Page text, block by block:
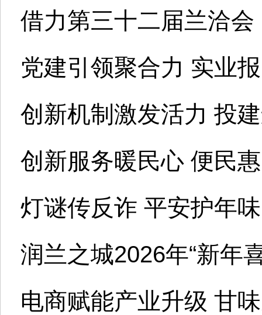
借力第三十二届兰洽
党建引领聚合力 实业
创新机制激发活力 投
创新服务暖民心 便民
灯谜传反诈 平安护年
润兰之城2026年“新年
电商赋能产业升级 甘